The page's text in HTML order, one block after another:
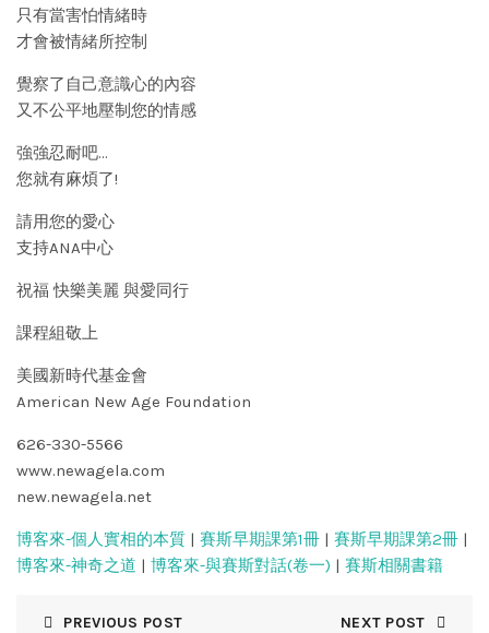
只有當害怕情緒時
才會被情緒所控制
覺察了自己意識心的內容
又不公平地壓制您的情感
強強忍耐吧…
您就有麻煩了!
請用您的愛心
支持ANA中心
祝福 快樂美麗 與愛同行
課程組敬上
美國新時代基金會
American New Age Foundation
626-330-5566
www.newagela.com
new.newagela.net
博客來-個人實相的本質 | 賽斯早期課第1冊 | 賽斯早期課第2冊 |
博客來-神奇之道 | 博客來-與賽斯對話(卷一) | 賽斯相關書籍
PREVIOUS POST NEXT POST